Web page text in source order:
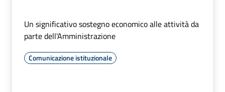
Un significativo sostegno economico alle attività da
parte dell'Amministrazione
Comunicazione istituzionale